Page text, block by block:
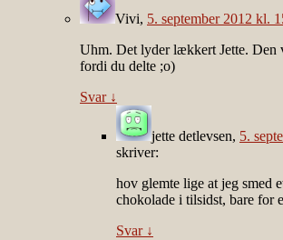
Vivi, 5. september 2012 kl.
Uhm. Det lyder lækkert Jette. Den
fordi du delte ;o)
Svar ↓
jette detlevsen, 5.
skriver:
hov glemte lige at jeg smed
chokolade i tilsidst, bare
Svar ↓